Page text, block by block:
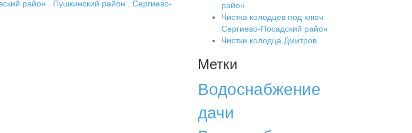
район Пушкинский район
Сергиево-
район
Чистка колодцев под ключ
Сергиево-Посадский район
Чистки колодца Дмитров
Метки
Водоснабжение
дачи